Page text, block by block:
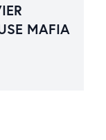
MAFIA